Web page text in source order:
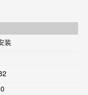
装